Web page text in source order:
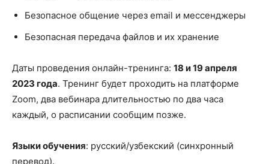
Безопасное общение через email и мессенджеры
Безопасная передача файлов и их хранение
Даты проведения онлайн-тренинга: 18 и 19 апреля
2023 года. Тренинг будет проходить на платформе
Zoom, два вебинара длительностью по два часа
каждый, о расписании сообщим позже.
Языки обучения: русский/узбекский (синхронный
перевод).